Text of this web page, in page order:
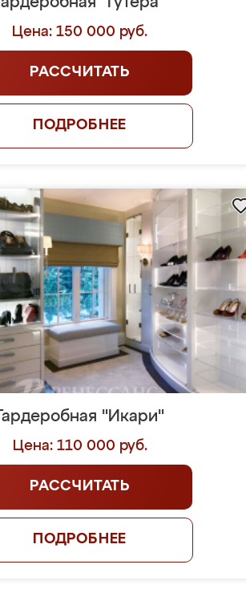
Цена: 150 000 руб.
РАССЧИТАТЬ
ПОДРОБНЕЕ
Гардеробная "Икари"
Цена: 110 000 руб.
РАССЧИТАТЬ
ПОДРОБНЕЕ